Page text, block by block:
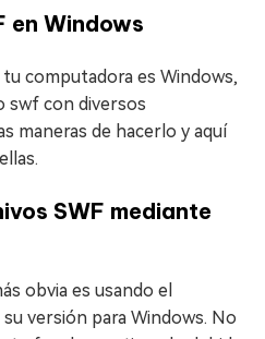
en Windows
computadora es Windows,
swf con diversos
maneras de hacerlo y aquí
SWF mediante
obvia es usando el
versión para Windows. No